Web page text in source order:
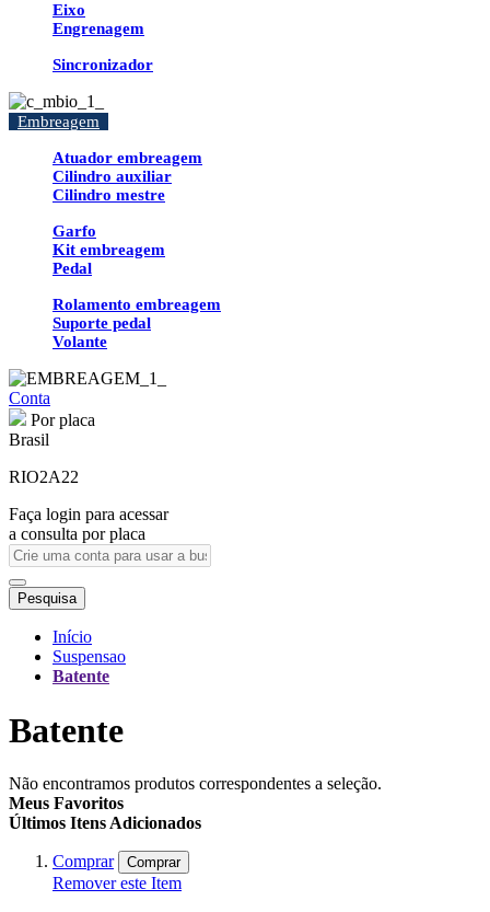
Eixo
Engrenagem
Sincronizador
Embreagem
Atuador embreagem
Cilindro auxiliar
Cilindro mestre
Garfo
Kit embreagem
Pedal
Rolamento embreagem
Suporte pedal
Volante
Conta
Por placa
Brasil
RIO2A22
Faça login para acessar
a consulta por placa
Pesquisa
Início
Suspensao
Batente
Batente
Não encontramos produtos correspondentes a seleção.
Meus Favoritos
Últimos Itens Adicionados
Comprar Comprar
Remover este Item